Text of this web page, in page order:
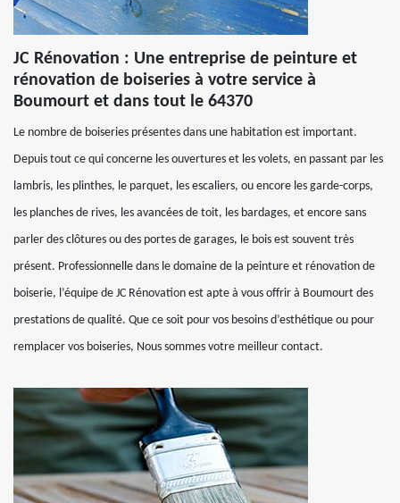
JC Rénovation : Une entreprise de peinture et
rénovation de boiseries à votre service à
Boumourt et dans tout le 64370
Le nombre de boiseries présentes dans une habitation est important.
Depuis tout ce qui concerne les ouvertures et les volets, en passant par les
lambris, les plinthes, le parquet, les escaliers, ou encore les garde-corps,
les planches de rives, les avancées de toit, les bardages, et encore sans
parler des clôtures ou des portes de garages, le bois est souvent très
présent. Professionnelle dans le domaine de la peinture et rénovation de
boiserie, l’équipe de JC Rénovation est apte à vous offrir à Boumourt des
prestations de qualité. Que ce soit pour vos besoins d’esthétique ou pour
remplacer vos boiseries, Nous sommes votre meilleur contact.